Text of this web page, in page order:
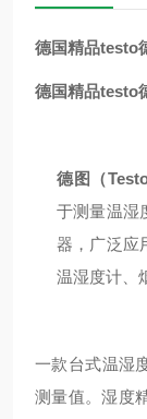
德国精品testo
德国精品testo
德图（Testo
于测量温湿
器，广泛应
温湿度计、
一款台式温湿
测量值。湿度